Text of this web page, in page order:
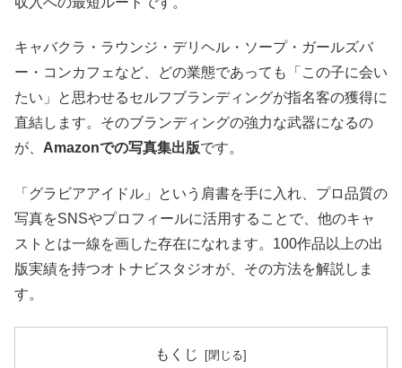
キャバクラ・ラウンジ・デリヘル・ソープ・ガールズバ
ー・コンカフェなど、どの業態であっても「この子に会い
たい」と思わせるセルフブランディングが指名客の獲得に
直結します。そのブランディングの強力な武器になるの
が、 Amazonでの写真集出版です。
「グラビアアイドル」という肩書を手に入れ、プロ品質の
写真をSNSやプロフィールに活用することで、他のキャ
ストとは一線を画した存在になれます。100作品以上の出
版実績を持つオトナビスタジオが、その方法を解説しま
す。
もくじ